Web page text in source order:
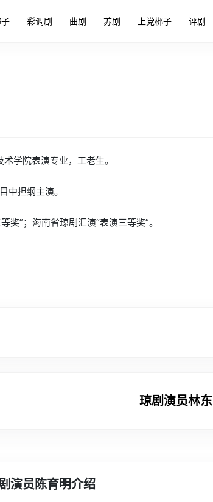
彩调剧 曲剧 苏剧 上党梆子 评剧
学院表演专业，工老生。
中担纲主演。
奖”；海南省琼剧汇演“表演三等奖”。
琼剧演员林
演员陈育明介绍